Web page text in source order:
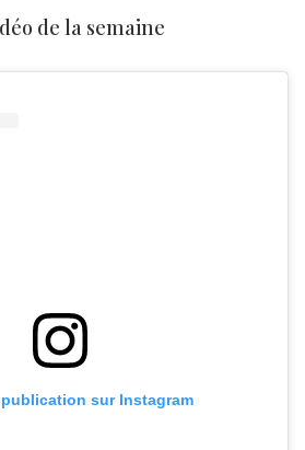
de la semaine
sur Instagram